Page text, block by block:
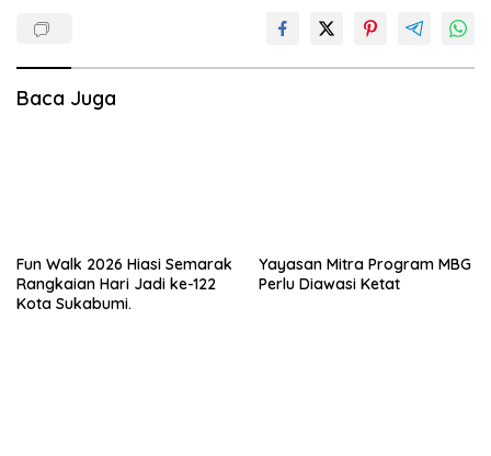
Baca Juga
Fun Walk 2026 Hiasi Semarak
Rangkaian Hari Jadi ke-122
Kota Sukabumi.
Yayasan Mitra Program MBG
Perlu Diawasi Ketat